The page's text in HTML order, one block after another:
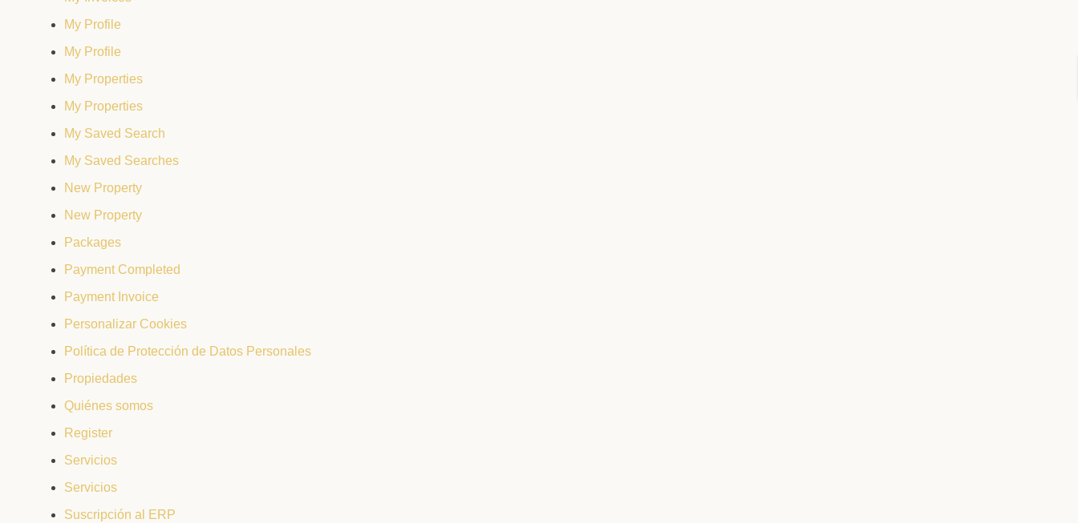
My Profile
My Profile
My Properties
My Properties
My Saved Search
My Saved Searches
New Property
New Property
Packages
Payment Completed
Payment Invoice
Personalizar Cookies
Política de Protección de Datos Personales
Propiedades
Quiénes somos
Register
Servicios
Servicios
Suscripción al ERP